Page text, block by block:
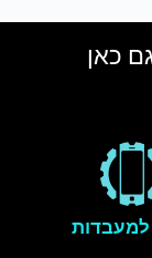
כאן
למעבדות